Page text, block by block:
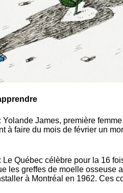
Yolande James, première
à faire du mois de février un
Le Québec célèbre pour la 16
les greffes de moelle osseuse
à Montréal en 1962. Ces